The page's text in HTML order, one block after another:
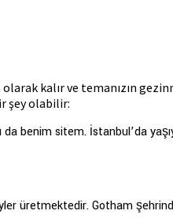
kalır ve temanızın
şey olabilir:
benim sitem. İstanbul’da
üretmektedir. Gotham